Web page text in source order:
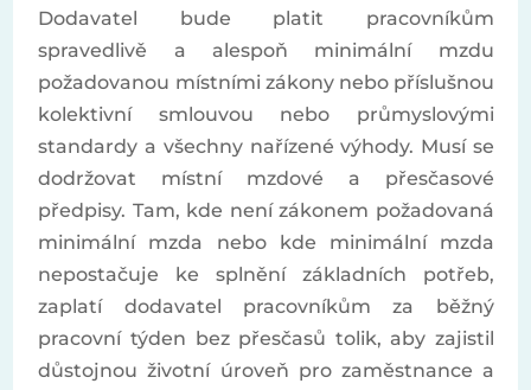
Dodavatel bude platit pracovníkům
spravedlivě a alespoň minimální mzdu
požadovanou místními zákony nebo příslušnou
kolektivní smlouvou nebo průmyslovými
standardy a všechny nařízené výhody. Musí se
dodržovat místní mzdové a přesčasové
předpisy. Tam, kde není zákonem požadovaná
minimální mzda nebo kde minimální mzda
nepostačuje ke splnění základních potřeb,
zaplatí dodavatel pracovníkům za běžný
pracovní týden bez přesčasů tolik, aby zajistil
důstojnou životní úroveň pro zaměstnance a